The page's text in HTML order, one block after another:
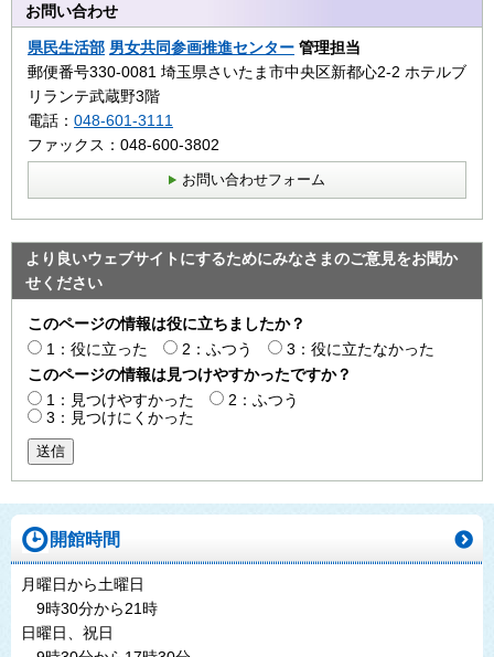
お問い合わせ
県民生活部 男女共同参画推進センター 管理担当
郵便番号330-0081 埼玉県さいたま市中央区新都心2‐2 ホテルブ
リランテ武蔵野3階
電話： 048-601-3111
ファックス：048-600-3802
お問い合わせフォーム
より良いウェブサイトにするためにみなさまのご意見をお聞か
せください
このページの情報は役に立ちましたか？
1：役に立った
2：ふつう
3：役に立たなかった
このページの情報は見つけやすかったですか？
1：見つけやすかった
2：ふつう
3：見つけにくかった
送信
開館時間
月曜日から土曜日
9時30分から21時
日曜日、祝日